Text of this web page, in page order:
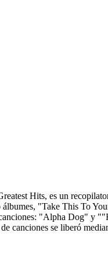
Hits, es un
álbumes, "Take This To
canciones: "Alpha Dog" y
canciones se liberó